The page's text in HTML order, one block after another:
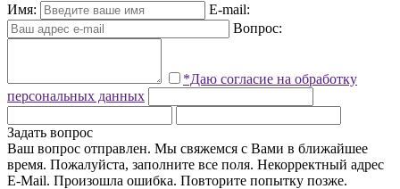
Имя:
E-mail:
Вопрос:
*Даю согласие на обработку
персональных данных
Задать вопрос
Ваш вопрос отправлен. Мы свяжемся с Вами в ближайшее
время. Пожалуйста, заполните все поля. Некорректный адрес
E-Mail. Произошла ошибка. Повторите попытку позже.